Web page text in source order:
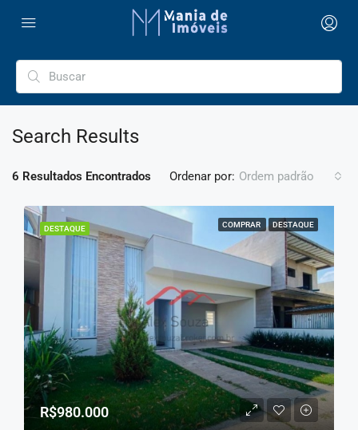
Search Results
6 Resultados Encontrados Ordenar por: Ordem padrão
DESTAQUE COMPRAR DESTAQUE
R$980.000